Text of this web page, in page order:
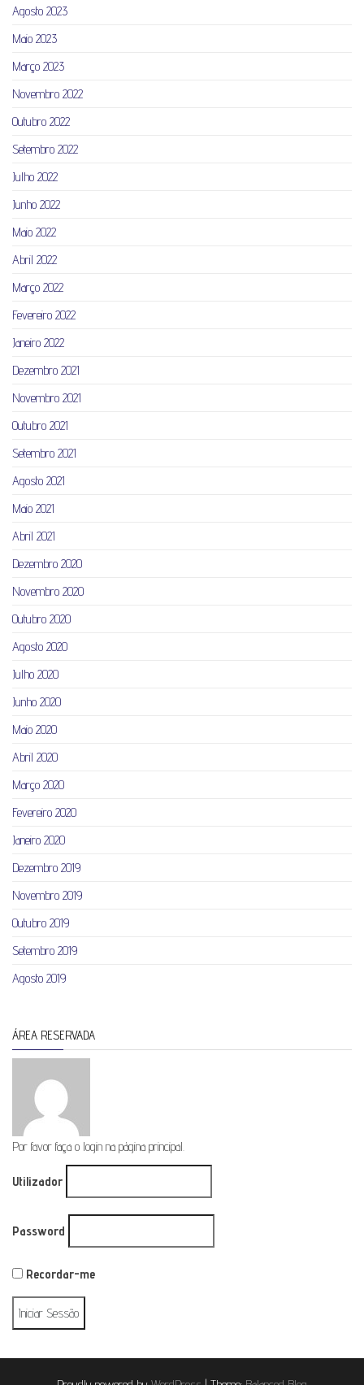
Agosto 2023
Maio 2023
Março 2023
Novembro 2022
Outubro 2022
Setembro 2022
Julho 2022
Junho 2022
Maio 2022
Abril 2022
Março 2022
Fevereiro 2022
Janeiro 2022
Dezembro 2021
Novembro 2021
Outubro 2021
Setembro 2021
Agosto 2021
Maio 2021
Abril 2021
Dezembro 2020
Novembro 2020
Outubro 2020
Agosto 2020
Julho 2020
Junho 2020
Maio 2020
Abril 2020
Março 2020
Fevereiro 2020
Janeiro 2020
Dezembro 2019
Novembro 2019
Outubro 2019
Setembro 2019
Agosto 2019
ÁREA RESERVADA
Por favor faça o login na página principal.
Utilizador
Password
Recordar-me